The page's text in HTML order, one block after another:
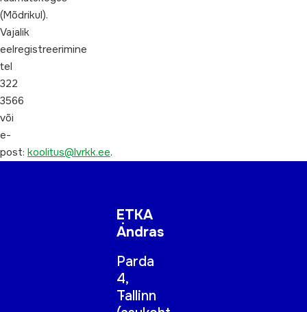
(Mõdrikul).
Vajalik
eelregistreerimine
tel
322
3566
või
e-
post: koolitus@lvrkk.ee.
ETKA
Andras
Parda
4,
Tallinn